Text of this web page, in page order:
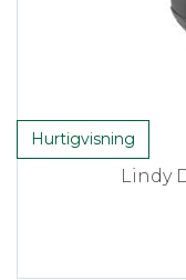
Hurtigvisning
Lindy